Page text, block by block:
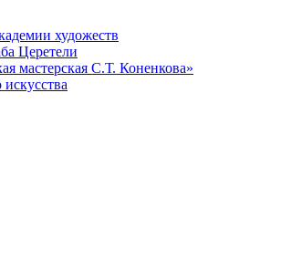
художеств
Церетели
мастерская С.Т. Коненкова»